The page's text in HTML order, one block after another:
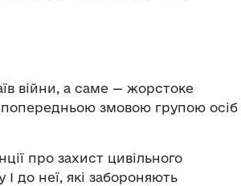
війни, а саме — жорстоке
змовою групою осіб
про захист цивільного
до неї, які забороняють